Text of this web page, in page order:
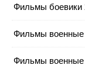
Фильмы боевики
Фильмы военные
Фильмы военные